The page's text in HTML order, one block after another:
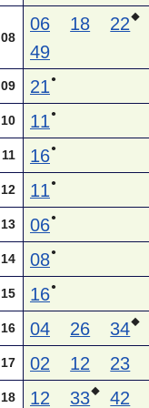
08
06 18 22 ◆
49
09 21 ●
10 11 ●
11 16●
12 11 ●
13 06●
14 08●
15 16●
16 04 26 34◆
17 02 12 23
18 12 33◆ 42